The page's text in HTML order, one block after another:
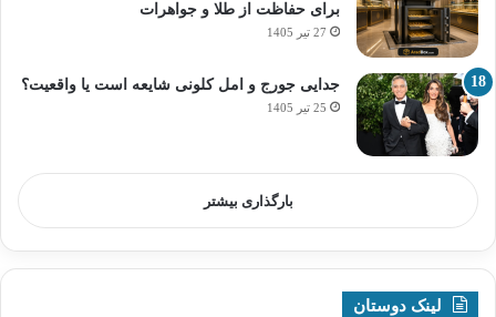
برای حفاظت از طلا و جواهرات
27 تیر 1405
جدایی جورج و امل کلونی شایعه است یا واقعیت؟
25 تیر 1405
بارگذاری بیشتر
لینک دوستان